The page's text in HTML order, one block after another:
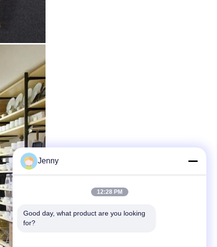
Jenny
12:28 PM
Good day, what product are you looking
for?